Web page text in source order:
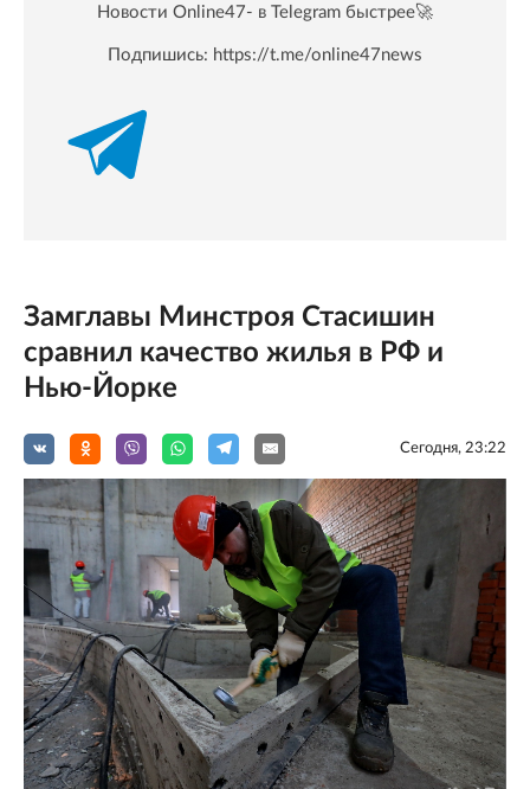
Новости Online47- в Telegram быстрее🚀
Подпишись: https://t.me/online47news
Замглавы Минстроя Стасишин
сравнил качество жилья в РФ и
Нью-Йорке
Сегодня, 23:22